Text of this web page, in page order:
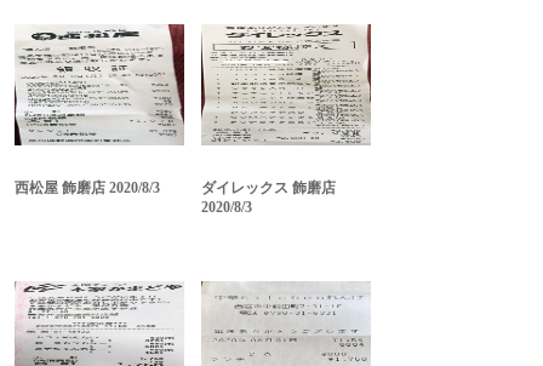
西松屋 飾磨店 2020/8/3
ダイレックス 飾磨店
2020/8/3